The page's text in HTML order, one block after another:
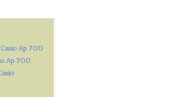
Casio Ap 700
Ap 700